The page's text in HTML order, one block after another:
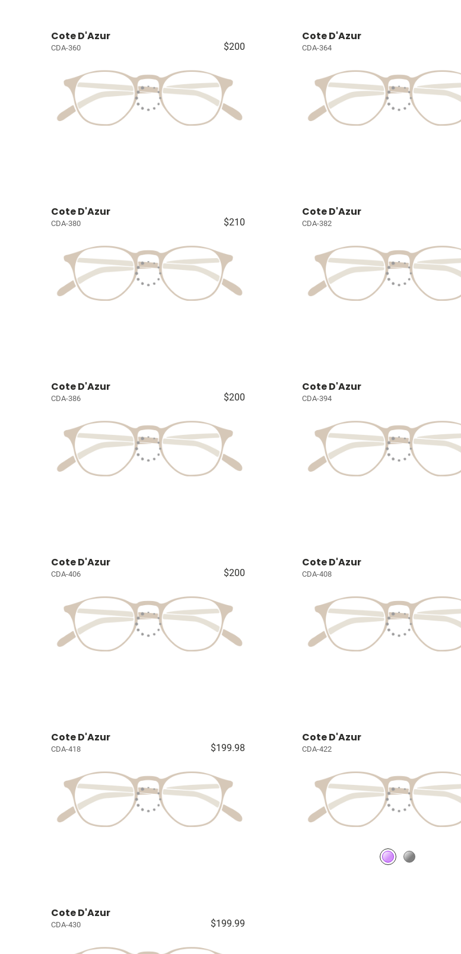
Cote D'Azur
CDA-360 $200
Cote D'Azur
CDA-364
Cote D'Azur
CDA-380 $210
Cote D'Azur
CDA-382
Cote D'Azur
CDA-386 $200
Cote D'Azur
CDA-394
Cote D'Azur
CDA-406 $200
Cote D'Azur
CDA-408
Cote D'Azur
CDA-418 $199.98
Cote D'Azur
CDA-422
Cote D'Azur
CDA-430 $199.99